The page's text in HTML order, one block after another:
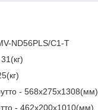
ND56PLS/C1-T
- 568x275x1308(мм)
- 462x200x1010(мм)